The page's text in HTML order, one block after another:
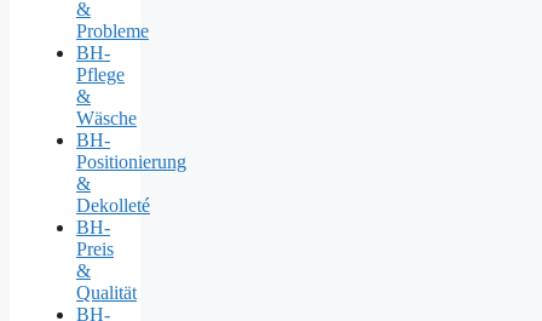
&
Probleme
BH-
Pflege
&
Wäsche
BH-
Positionierung
&
Dekolleté
BH-
Preis
&
Qualität
BH-